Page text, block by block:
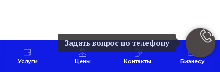
Услуги Цены Контакты Бизнесу
Задать вопрос по телефону